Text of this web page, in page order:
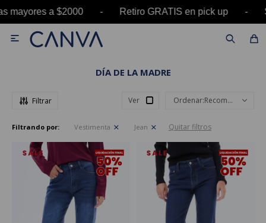
mayores a $2000 - Retiro GRATIS en pick up

DÍA DE LA MADRE
Ver Recomendados
Filtrando por: Vestimenta Jean Quitar filtros